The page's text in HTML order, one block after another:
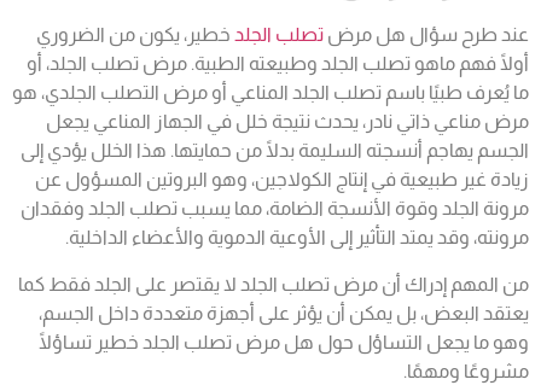
عند طرح سؤال هل مرض تصلب الجلد خطير، يكون من الضروري
أولًا فهم ماهو تصلب الجلد وطبيعته الطبية. مرض تصلب الجلد، أو
ما يُعرف طبيًا باسم تصلب الجلد المناعي أو مرض التصلب الجلدي، هو
مرض مناعي ذاتي نادر، يحدث نتيجة خلل في الجهاز المناعي يجعل
الجسم يهاجم أنسجته السليمة بدلًا من حمايتها. هذا الخلل يؤدي إلى
زيادة غير طبيعية في إنتاج الكولاجين، وهو البروتين المسؤول عن
مرونة الجلد وقوة الأنسجة الضامة، مما يسبب تصلب الجلد وفقدان
مرونته، وقد يمتد التأثير إلى الأوعية الدموية والأعضاء الداخلية.
من المهم إدراك أن مرض تصلب الجلد لا يقتصر على الجلد فقط كما
يعتقد البعض، بل يمكن أن يؤثر على أجهزة متعددة داخل الجسم،
وهو ما يجعل التساؤل حول هل مرض تصلب الجلد خطير تساؤلًا
مشروعًا ومهمًا.